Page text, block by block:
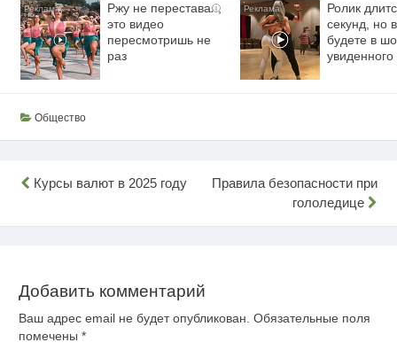
i
Ржу не переставая,
это видео
пересмотришь не
раз
Ролик
секунд, но
будете в
увиденного
Общество
Навигация
Курсы валют в 2025 году
Правила безопасности при
гололедице
Добавить комментарий
Ваш адрес email не будет опубликован. Обязательные поля
помечены *